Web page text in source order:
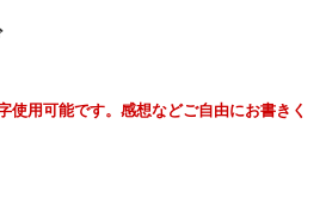
使用可能です。感想などご自由にお書きく